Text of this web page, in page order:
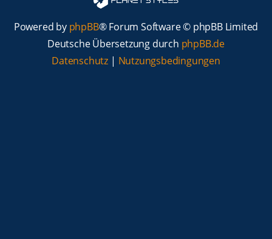
Powered by phpBB® Forum Software © phpBB Limited
Deutsche Übersetzung durch phpBB.de
Datenschutz | Nutzungsbedingungen